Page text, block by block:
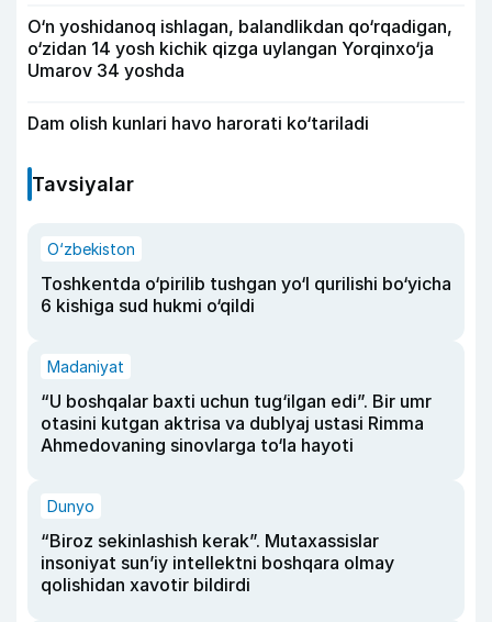
O‘n yoshidanoq ishlagan, balandlikdan qo‘rqadigan,
o‘zidan 14 yosh kichik qizga uylangan Yorqinxo‘ja
Umarov 34 yoshda
Dam olish kunlari havo harorati ko‘tariladi
Tavsiyalar
O‘zbekiston
Toshkentda o‘pirilib tushgan yo‘l qurilishi bo‘yicha
6 kishiga sud hukmi o‘qildi
Madaniyat
“U boshqalar baxti uchun tug‘ilgan edi”. Bir umr
otasini kutgan aktrisa va dublyaj ustasi Rimma
Ahmedovaning sinovlarga to‘la hayoti
Dunyo
“Biroz sekinlashish kerak”. Mutaxassislar
insoniyat sun’iy intellektni boshqara olmay
qolishidan xavotir bildirdi